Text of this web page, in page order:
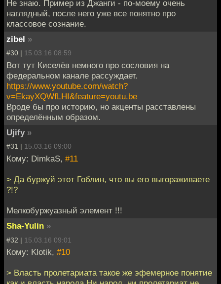
Не знаю. Пример из Джанги - по-моему очень
наглядный, после него уже все понятно про
классовое сознание.
zibel »
#30 | 15.03.16 08:59
Вот тут Киселёв немного про сословия на
федеральном канале рассуждает.
https://www.youtube.com/watch?
v=EkayXQWfLHI&feature=youtu.be
Вроде бы про историю, но акценты расставлены
определённым образом.
Ujify »
#31 | 15.03.16 09:00
Кому: DimkaS, #11
> Да буржуй этот Гоблин, что вы его выгораживаете
?!?
Мелкобуржуазный элемент !!!
Sha-Yulin »
#32 | 15.03.16 09:01
Кому: Klotik, #10
> Власть пролетариата такое же эфемерное понятие